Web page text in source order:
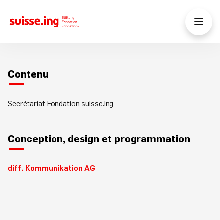
Contenu
Secrétariat Fondation suisse.ing
Conception, design et programmation
diff. Kommunikation AG